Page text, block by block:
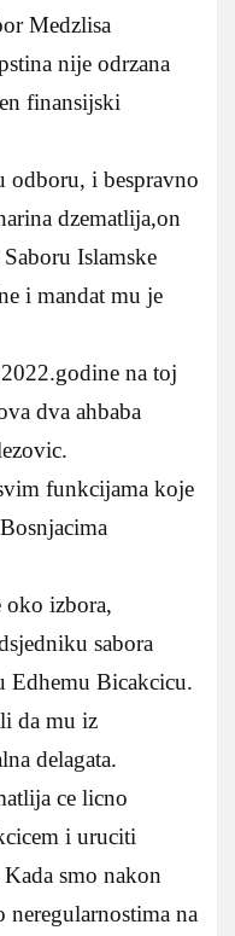
Medzlisa
nije odrzana
finansijski
i bespravno
dzematlija,on
Islamske
i mandat mu je
na toj
dva ahbaba
funkcijama koje
oko izbora,
sabora
Edhemu Bicakcicu.
da mu iz
delagata.
ce licno
i uruciti
smo nakon
na